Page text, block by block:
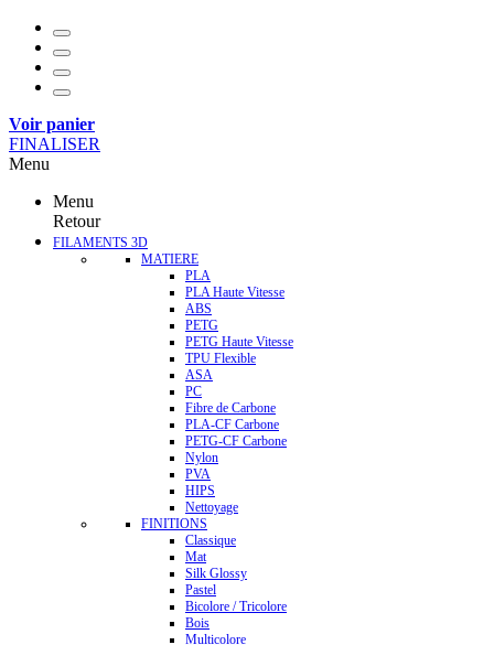
Voir panier
FINALISER
Menu
Menu
Retour
FILAMENTS 3D
MATIERE
PLA
PLA Haute Vitesse
ABS
PETG
PETG Haute Vitesse
TPU Flexible
ASA
PC
Fibre de Carbone
PLA-CF Carbone
PETG-CF Carbone
Nylon
PVA
HIPS
Nettoyage
FINITIONS
Classique
Mat
Silk Glossy
Pastel
Bicolore / Tricolore
Bois
Multicolore